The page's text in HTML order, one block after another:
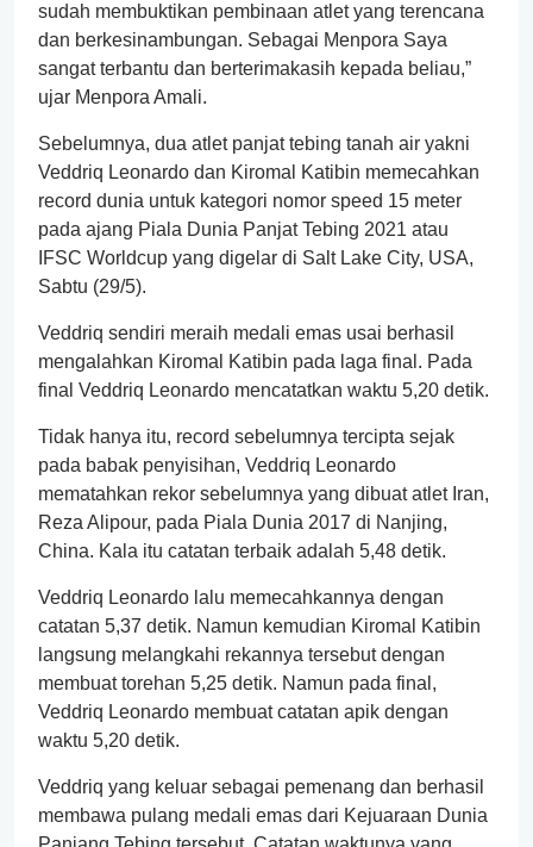
sudah membuktikan pembinaan atlet yang terencana
dan berkesinambungan. Sebagai Menpora Saya
sangat terbantu dan berterimakasih kepada beliau,”
ujar Menpora Amali.
Sebelumnya, dua atlet panjat tebing tanah air yakni
Veddriq Leonardo dan Kiromal Katibin memecahkan
record dunia untuk kategori nomor speed 15 meter
pada ajang Piala Dunia Panjat Tebing 2021 atau
IFSC Worldcup yang digelar di Salt Lake City, USA,
Sabtu (29/5).
Veddriq sendiri meraih medali emas usai berhasil
mengalahkan Kiromal Katibin pada laga final. Pada
final Veddriq Leonardo mencatatkan waktu 5,20 detik.
Tidak hanya itu, record sebelumnya tercipta sejak
pada babak penyisihan, Veddriq Leonardo
mematahkan rekor sebelumnya yang dibuat atlet Iran,
Reza Alipour, pada Piala Dunia 2017 di Nanjing,
China. Kala itu catatan terbaik adalah 5,48 detik.
Veddriq Leonardo lalu memecahkannya dengan
catatan 5,37 detik. Namun kemudian Kiromal Katibin
langsung melangkahi rekannya tersebut dengan
membuat torehan 5,25 detik. Namun pada final,
Veddriq Leonardo membuat catatan apik dengan
waktu 5,20 detik.
Veddriq yang keluar sebagai pemenang dan berhasil
membawa pulang medali emas dari Kejuaraan Dunia